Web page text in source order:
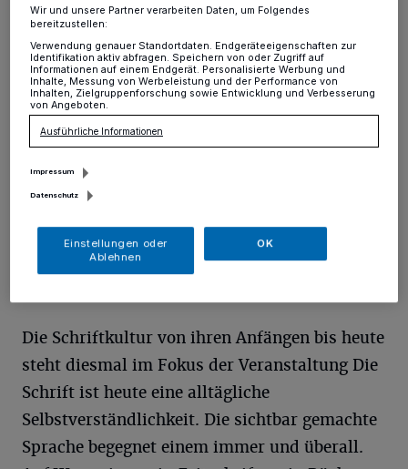
der Stadtbücherei im Bürgerhaus von 15 bis 17 Uhr —
wie jeden vierten Donnerstag im Monat-
gesprächsfreudige Menschen, die sich zu
unterschiedlichen Themen in zwangloser Atmosphäre
mit anderen austauschen oder nur zuhören.
11.08.2017 , 13:07 Uhr
Die Schriftkultur von ihren Anfängen bis heute
steht diesmal im Fokus der Veranstaltung Die
Schrift ist heute eine alltägliche
Selbstverständlichkeit. Die sichtbar gemachte
Sprache begegnet einem immer und überall.
Wir und unsere Partner verarbeiten Daten, um Folgendes
bereitzustellen:
Verwendung genauer Standortdaten. Endgeräteeigenschaften zur
Identifikation aktiv abfragen. Speichern von oder Zugriff auf
Informationen auf einem Endgerät. Personalisierte Werbung und
Inhalte, Messung von Werbeleistung und der Performance von
Inhalten, Zielgruppenforschung sowie Entwicklung und Verbesserung
von Angeboten.
Ausführliche Informationen
Impressum
Datenschutz
Einstellungen oder
Ablehnen
OK